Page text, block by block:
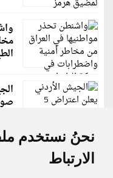
نحنُ نستخدم
الارتباط